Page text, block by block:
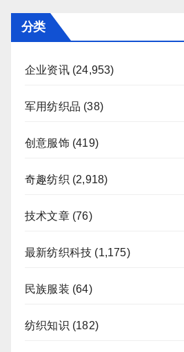
分类
企业资讯(24,953)
军用纺织品 (38)
创意服饰(419)
奇趣纺织 (2,918)
技术文章(76)
最新纺织科技 (1,175)
民族服装 (64)
纺织知识 (182)